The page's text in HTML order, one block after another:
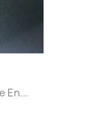
En...